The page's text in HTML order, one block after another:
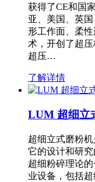
获得了CE和国
亚、美国、英
形工作面、柔
术，开创了超
超压…
了解详情
LUM 超细立
超细立式磨粉
它的设计和研
超细粉碎理论
业设备，包括